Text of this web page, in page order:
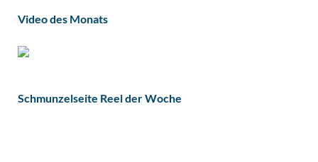
Video des Monats
Schmunzelseite Reel der Woche